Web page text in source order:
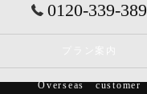
0120-339-389
Overseas customer